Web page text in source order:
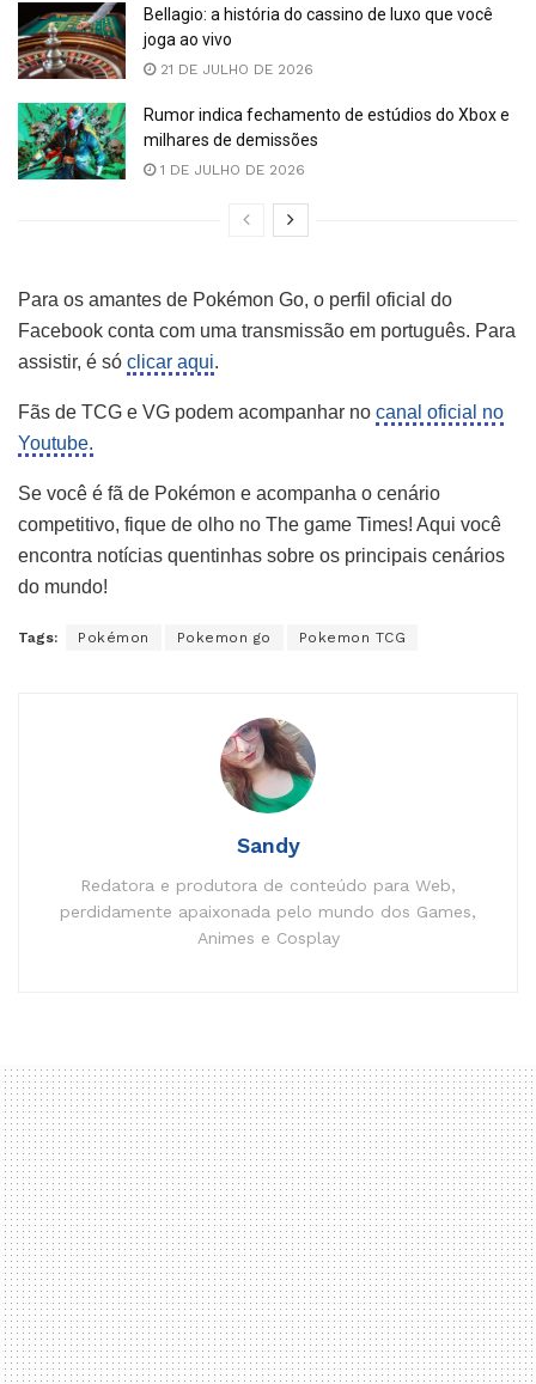
Bellagio: a história do cassino de luxo que você
joga ao vivo
21 DE JULHO DE 2026
Rumor indica fechamento de estúdios do Xbox e
milhares de demissões
1 DE JULHO DE 2026
Para os amantes de Pokémon Go, o perfil oficial do
Facebook conta com uma transmissão em português. Para
assistir, é só clicar aqui.
Fãs de TCG e VG podem acompanhar no canal oficial no
Youtube.
Se você é fã de Pokémon e acompanha o cenário
competitivo, fique de olho no The game Times! Aqui você
encontra notícias quentinhas sobre os principais cenários
do mundo!
Tags: Pokémon Pokemon go Pokemon TCG
Sandy
Redatora e produtora de conteúdo para Web,
perdidamente apaixonada pelo mundo dos Games,
Animes e Cosplay